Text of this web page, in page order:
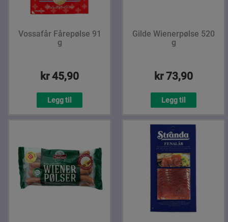
Vossafår Fårepølse 91
g
kr 45,90
Legg til
Gilde Wienerpølse 520
g
kr 73,90
Legg til